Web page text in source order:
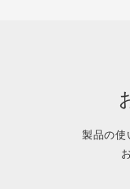
製品の使